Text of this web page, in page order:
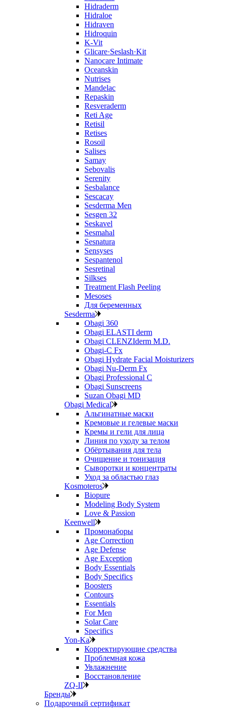
Hidraderm
Hidraloe
Hidraven
Hidroquin
K-Vit
Glicare·Seslash·Kit
Nanocare Intimate
Oceanskin
Nutrises
Mandelac
Repaskin
Resveraderm
Reti Age
Retisil
Retises
Rosoil
Salises
Samay
Sebovalis
Serenity
Sesbalance
Sescacay
Sesderma Men
Sesgen 32
Seskavel
Sesmahal
Sesnatura
Sensyses
Sespantenol
Sesretinal
Silkses
Treatment Flash Peeling
Mesoses
Для беременных
Sesderma
Obagi 360
Obagi ELASTI derm
Obagi CLENZIderm M.D.
Obagi-C Fx
Obagi Hydrate Facial Moisturizers
Obagi Nu-Derm Fx
Obagi Professional C
Obagi Sunscreens
Suzan Obagi MD
Obagi Medical
Альгинатные маски
Кремовые и гелевые маски
Кремы и гели для лица
Линия по уходу за телом
Обёртывания для тела
Очищение и тонизация
Сыворотки и концентраты
Уход за областью глаз
Kosmoteros
Biopure
Modeling Body System
Love & Passion
Keenwell
Промонаборы
Age Correction
Age Defense
Age Exception
Body Essentials
Body Specifics
Boosters
Contours
Essentials
For Men
Solar Care
Specifics
Yon-Ka
Корректирующие средства
Проблемная кожа
Увлажнение
Восстановление
ZQ-II
Бренды
Подарочный сертификат